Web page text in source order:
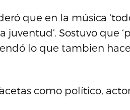
que en la música
juventud’. Sostuvo que
lo que tambien hace
como político,